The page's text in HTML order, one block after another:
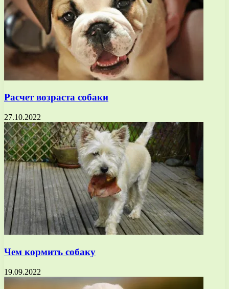
Расчет возраста собаки
27.10.2022
Чем кормить собаку
19.09.2022